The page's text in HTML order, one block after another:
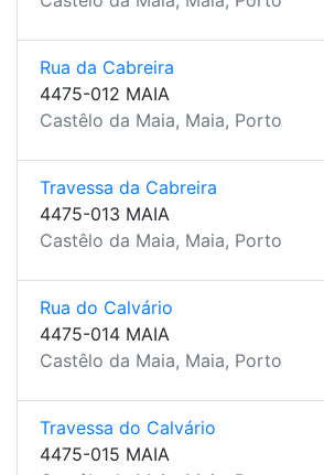
Rua da Cabreira
4475-012 MAIA
Castêlo da Maia, Maia, Porto
Travessa da Cabreira
4475-013 MAIA
Castêlo da Maia, Maia, Porto
Rua do Calvário
4475-014 MAIA
Castêlo da Maia, Maia, Porto
Travessa do Calvário
4475-015 MAIA